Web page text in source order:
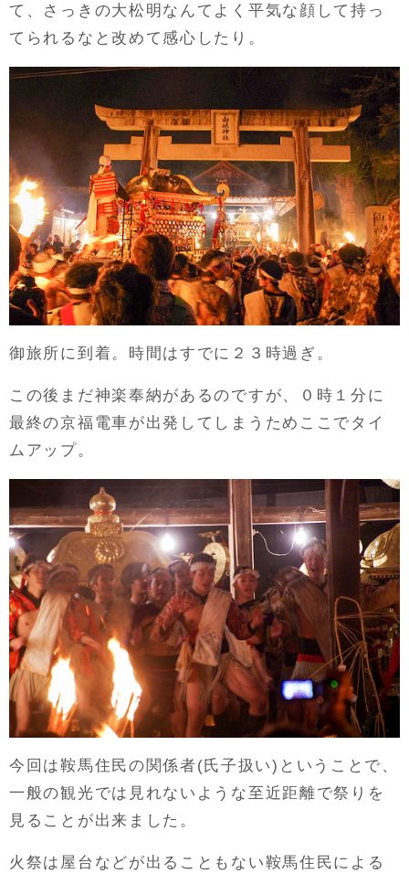
て、さっきの大松明なんてよく平気な顔して持っ
てられるなと改めて感心したり。
御旅所に到着。時間はすでに２３時過ぎ。
この後まだ神楽奉納があるのですが、０時１分に
最終の京福電車が出発してしまうためここでタイ
ムアップ。
今回は鞍馬住民の関係者(氏子扱い)ということで、
一般の観光では見れないような至近距離で祭りを
見ることが出来ました。
火祭は屋台などが出ることもない鞍馬住民による